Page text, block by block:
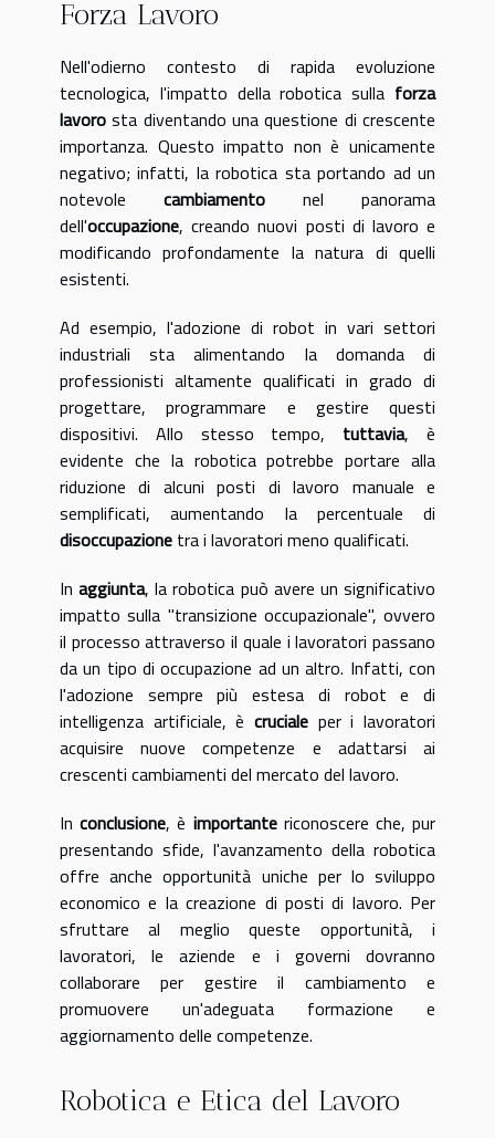
Forza Lavoro
Nell'odierno contesto di rapida evoluzione
tecnologica, l'impatto della robotica sulla forza
lavoro sta diventando una questione di crescente
importanza. Questo impatto non è unicamente
negativo; infatti, la robotica sta portando ad un
notevole cambiamento nel panorama
dell'occupazione, creando nuovi posti di lavoro e
modificando profondamente la natura di quelli
esistenti.
Ad esempio, l'adozione di robot in vari settori
industriali sta alimentando la domanda di
professionisti altamente qualificati in grado di
progettare, programmare e gestire questi
dispositivi. Allo stesso tempo, tuttavia, è
evidente che la robotica potrebbe portare alla
riduzione di alcuni posti di lavoro manuale e
semplificati, aumentando la percentuale di
disoccupazione tra i lavoratori meno qualificati.
Inaggiunta, la robotica può avere un significativo
impatto sulla "transizione occupazionale", ovvero
il processo attraverso il quale i lavoratori passano
da un tipo di occupazione ad un altro. Infatti, con
l'adozione sempre più estesa di robot e di
intelligenza artificiale, è cruciale per i lavoratori
acquisire nuove competenze e adattarsi ai
crescenti cambiamenti del mercato del lavoro.
Inconclusione, è importantericonoscere che, pur
presentando sfide, l'avanzamento della robotica
offre anche opportunità uniche per lo sviluppo
economico e la creazione di posti di lavoro. Per
sfruttare al meglio queste opportunità, i
lavoratori, le aziende e i governi dovranno
collaborare per gestire il cambiamento e
promuovere un'adeguata formazione e
aggiornamento delle competenze.
Robotica e Etica del Lavoro